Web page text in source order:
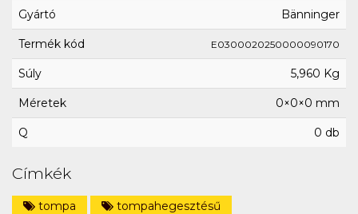
Gyártó Bänninger
Termék kód E0300020250000090170
Súly 5,960 Kg
Méretek 0×0×0 mm
Q 0 db
Címkék
tompa
tompahegesztésű